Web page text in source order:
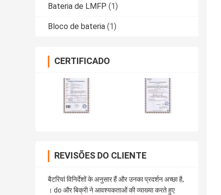
Bateria de LMFP (1)
Bloco de bateria (1)
CERTIFICADO
REVISÕES DO CLIENTE
बैटरियां विनिर्देशों के अनुसार हैं और उनका प्रदर्शन अच्छा है,
। do और बिक्री ने आवश्यकताओं की व्याख्या करते हुए